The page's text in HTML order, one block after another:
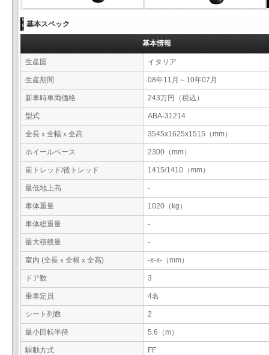
基本スペック
基本情報
生産国 イタリア
生産期間 08年11月～10年07月
新車時車両価格 243万円（税込）
型式 ABA-31214
全長ｘ全幅ｘ全高 3545x1625x1515（mm）
ホイールベース 2300（mm）
前トレッド/後トレッド 1415/1410（mm）
最低地上高 -
車体重量 1020（kg）
車体総重量 -
最大積載量 -
室内 (全長ｘ全幅ｘ全高) -x-x-（mm）
ドア数 3
乗車定員 4名
シート列数 2
最小回転半径 5.6（m）
駆動方式 FF